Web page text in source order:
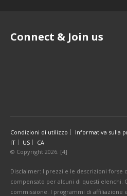
Connect & Join us
Condizioni di utilizzo Informativa sulla
IT
US
CA
© Copyright 2026. [4]
Disclaimer: I prezzi e le descrizioni
compensato per alcuni di questi elenchi.
commissione. I programmi di affiliazione